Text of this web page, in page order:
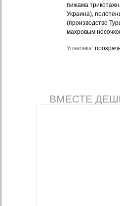
пижама
Украина),
(производство
махровым
Упаковка:
ВМЕСТЕ